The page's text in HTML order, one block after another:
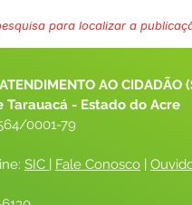
para localizar a
AO CIDADÃO
Tarauacá - Estado do Acre
0001-79
SIC | Fale Conosco |